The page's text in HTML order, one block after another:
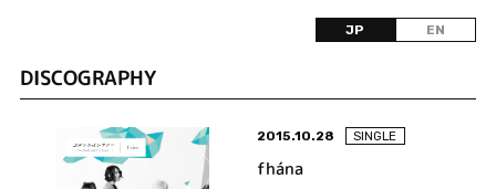
JP EN
DISCOGRAPHY
2015.10.28 SINGLE
fhána